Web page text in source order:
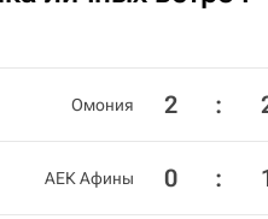
Омония 2 :
АЕК Афины 0 :